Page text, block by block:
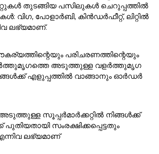
തുടങ്ങിയ പസിലുകൾ ചെറുപ്പത്തിൽ
വിഗ, പോളാർബി, കിൻഡർഫീറ്റ്, ലിറ്റിൽ
ലഭ്യമാണ്.
പരിചരണത്തിന്റെയും
വളർത്തുമൃഗത്തെ അടുത്തുള്ള വളർത്തുമൃഗ
എളുപ്പത്തിൽ വാങ്ങാനും ഓർഡർ
സൂപ്പർമാർക്കറ്റിൽ നിങ്ങൾക്ക്
സംരക്ഷിക്കപ്പെട്ടതും
ലഭ്യമാണ്